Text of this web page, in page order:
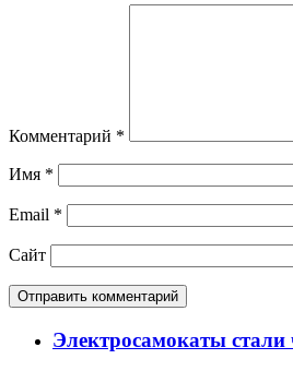
Комментарий *
Имя *
Email *
Сайт
Электросамокаты